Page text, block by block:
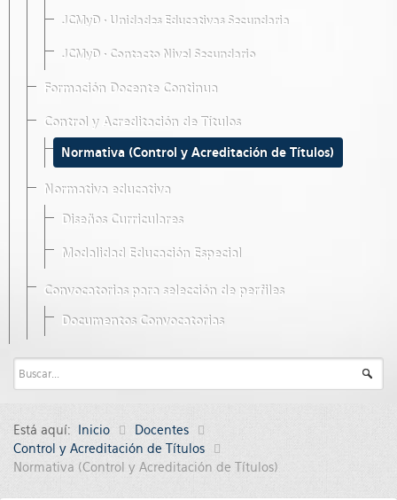
JCMyD · Unidades Educativas Secundaria
JCMyD · Contacto Nivel Secundario
Formación Docente Continua
Control y Acreditación de Títulos
Normativa (Control y Acreditación de Títulos)
Normativa educativa
Diseños Curriculares
Modalidad Educación Especial
Convocatorias para selección de perfiles
Documentos Convocatorias
Está aquí: Inicio
Docentes
Control y Acreditación de Títulos
Normativa (Control y Acreditación de Títulos)